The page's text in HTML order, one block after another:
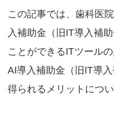
この記事では、歯科医
入補助金（旧IT導入補
ことができるITツール
AI導入補助金（旧IT導
得られるメリットにつ